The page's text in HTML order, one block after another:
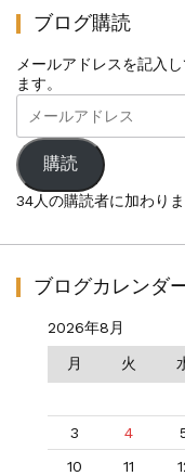
ブログ購読
メールアドレスを記入
ます。
メ
ー
ル
ア
ド
レ
購読
34人の購読者に加わり
ブログカレンダ
2026年8月
月 火
3
4
10
11